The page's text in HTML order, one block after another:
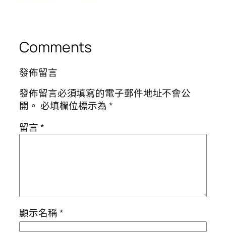
Comments
發佈留言
發佈留言必須填寫的電子郵件地址不會公
開。 必填欄位標示為*
留言*
顯示名稱*